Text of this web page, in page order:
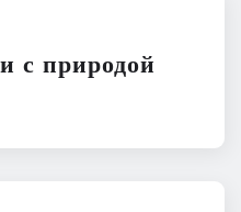
с природой